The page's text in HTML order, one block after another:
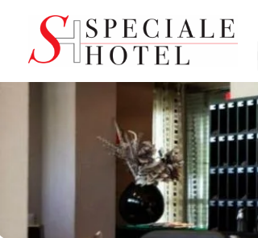
springen